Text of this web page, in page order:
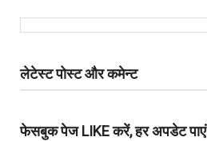
लेटेस्ट पोस्ट और कमेन्ट
फेसबुक पेज LIKE करें, हर अपडेट पाएं